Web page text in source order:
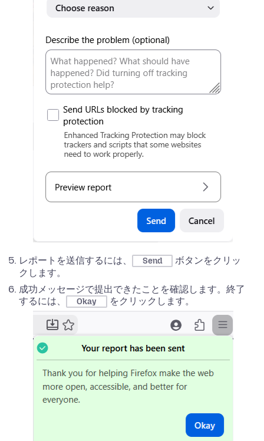
レポートを送信するには、 Send
ボタンをクリッ
クします。
成功メッセージで提出できたことを確認します。終了
するには、
Okay をクリックします。